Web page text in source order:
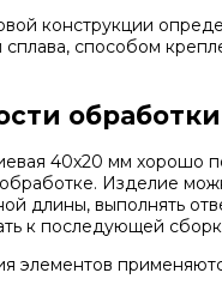
конструкции
сплава, способом
40х20 мм хорошо
Изделие
длины, выполнять
к последующей
элементов